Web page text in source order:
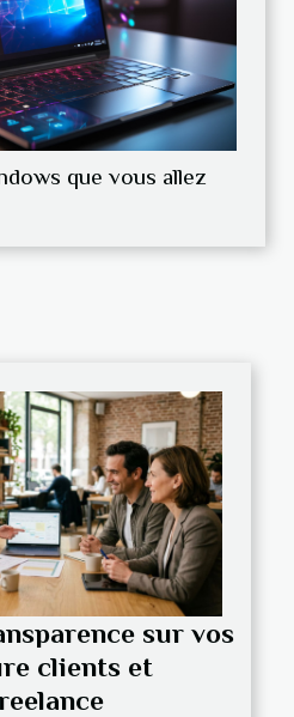
que vous allez
sur vos
clients et